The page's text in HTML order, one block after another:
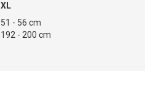
XL
51 - 56 cm
192 - 200 cm